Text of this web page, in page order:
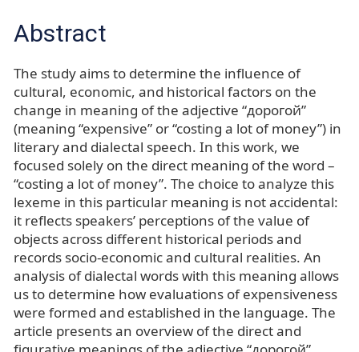
Abstract
The study aims to determine the influence of
cultural, economic, and historical factors on the
change in meaning of the adjective “дорогой”
(meaning “expensive” or “costing a lot of money”) in
literary and dialectal speech. In this work, we
focused solely on the direct meaning of the word –
“costing a lot of money”. The choice to analyze this
lexeme in this particular meaning is not accidental:
it reflects speakers’ perceptions of the value of
objects across different historical periods and
records socio-economic and cultural realities. An
analysis of dialectal words with this meaning allows
us to determine how evaluations of expensiveness
were formed and established in the language. The
article presents an overview of the direct and